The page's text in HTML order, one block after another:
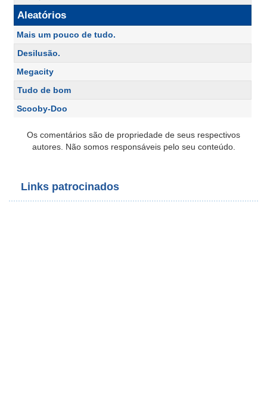
Aleatórios
Mais um pouco de tudo.
Desilusão.
Megacity
Tudo de bom
Scooby-Doo
Os comentários são de propriedade de seus respectivos
autores. Não somos responsáveis pelo seu conteúdo.
Links patrocinados